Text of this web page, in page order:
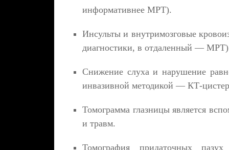
информативнее МРТ).
Инсульты и внутримозговые
диагностики, в отдаленный —
Снижение слуха и нарушение
инвазивной методикой — КТ-
Томограмма глазницы является
и травм.
Томография придаточных